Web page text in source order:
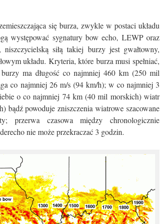
się burza, zwykle w postaci układu
występować sygnatury bow echo, LEWP oraz
siłą takiej burzy jest gwałtowny,
układu. Kryteria, które burza musi spełniać,
ma długość co najmniej 460 km (250 mil
co najmniej 26 m/s (94 km/h); w co najmniej 3
o co najmniej 74 km (40 mil morskich) wiatr
powoduje zniszczenia wiatrowe szacowane
czasowa między chronologicznie
nie może przekraczać 3 godzin.